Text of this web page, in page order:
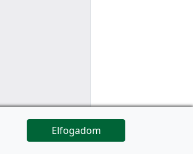
Az oldal folytatódik
Elfogadom